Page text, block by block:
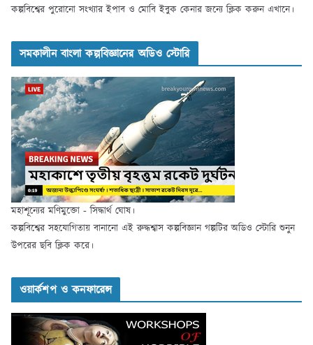
কল্পবিশ্বের পুরোনো সংখ্যার ইপাব ও মোবি ইবুক কেনার জন্যে ক্লিক করুন এখানে।
সমকালীন বাংলা কল্পবিজ্ঞানের অডিও স্টোরি
মহাশূন্যের মণিমুক্তো - সিদ্ধার্থ ঘোষ।
কল্পবিশ্বের সহযোগিতায় বানানো এই রুদ্ধশ্বাস কল্পবিজ্ঞান গল্পটির অডিও স্টোরি শুনুন
উপরের ছবি ক্লিক করে।
ওয়ার্কশপ ও কনফারেন্স